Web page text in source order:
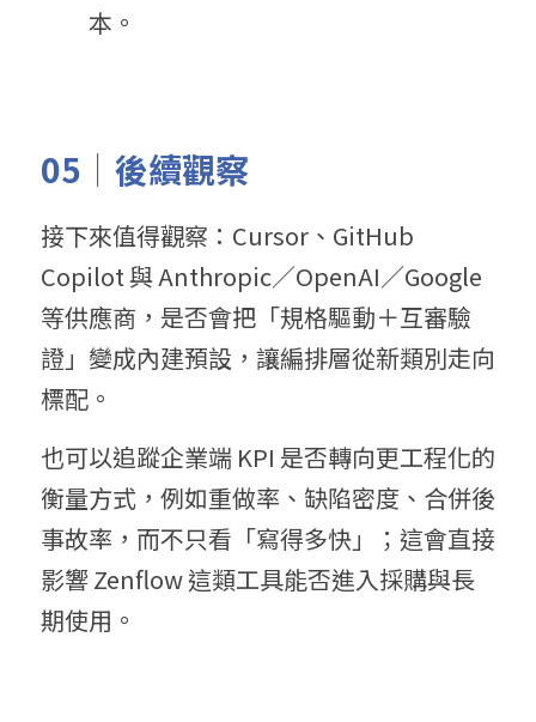
本。
05｜後續觀察
接下來值得觀察：Cursor、GitHub
Copilot 與 Anthropic／OpenAI／Google
等供應商，是否會把「規格驅動＋互審驗
證」變成內建預設，讓編排層從新類別走向
標配。
也可以追蹤企業端 KPI 是否轉向更工程化的
衡量方式，例如重做率、缺陷密度、合併後
事故率，而不只看「寫得多快」；這會直接
影響 Zenflow 這類工具能否進入採購與長
期使用。